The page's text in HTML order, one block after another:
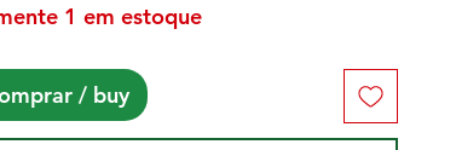
1 em estoque
/ buy